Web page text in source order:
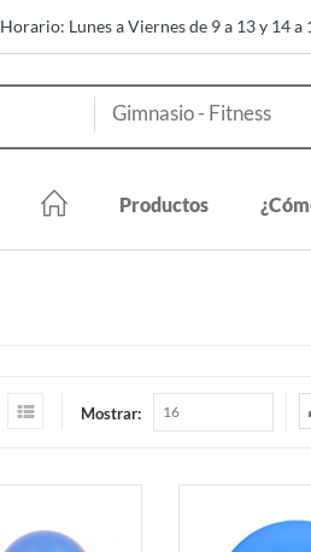
Horario: Lunes a Viernes de 9 a 13 y 14
Productos
Mostrar: